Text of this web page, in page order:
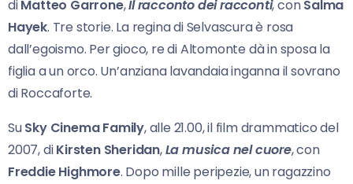
diMatteo Garrone,Il racconto deiracconti, conSalma
Hayek. Tre storie. La regina di Selvascura è rosa
dall’egoismo. Per gioco, re di Altomonte dà in sposa la
figlia a un orco. Un’anziana lavandaia inganna il sovrano
di Roccaforte.
SuSky Cinema Family, alle 21.00, il film drammatico del
2007, diKirsten Sheridan,La musicanel cuore, con
Freddie Highmore. Dopo mille peripezie, un ragazzino